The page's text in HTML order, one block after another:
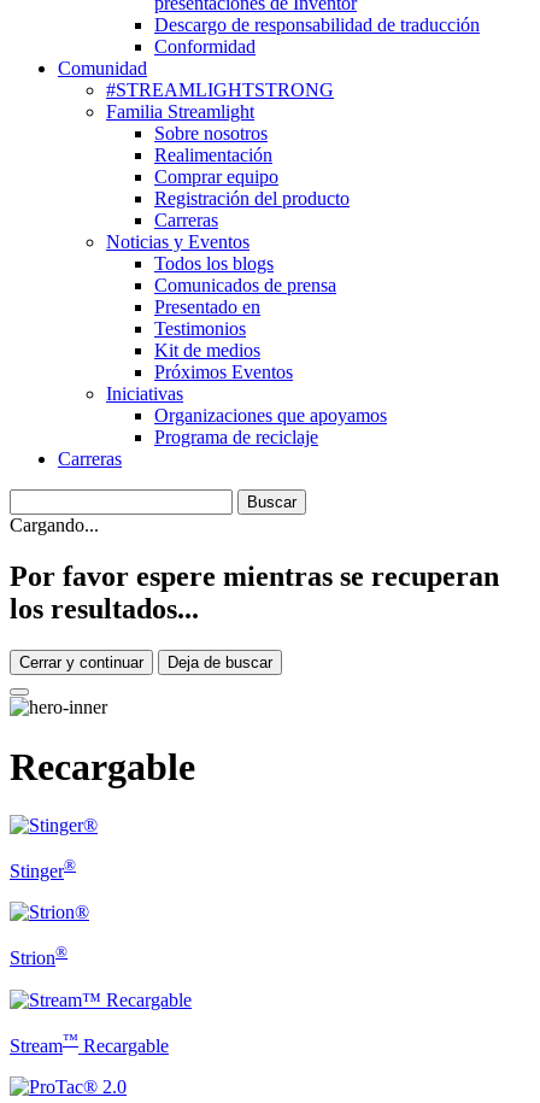
Descargo de responsabilidad de traducción
Conformidad
Comunidad
#STREAMLIGHTSTRONG
Familia Streamlight
Sobre nosotros
Realimentación
Comprar equipo
Registración del producto
Carreras
Noticias y Eventos
Todos los blogs
Comunicados de prensa
Presentado en
Testimonios
Kit de medios
Próximos Eventos
Iniciativas
Organizaciones que apoyamos
Programa de reciclaje
Carreras
Cargando...
Por favor espere mientras se recuperan
los resultados...
Cerrar y continuar Deja de buscar
Recargable
Stinger®
Strion®
Stream™ Recargable